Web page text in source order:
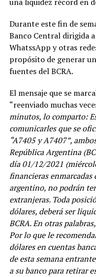
Durante este fin de
Banco Central dirigida
WhatssApp y otras
propósito de generar
fuentes del BCRA.
El mensaje que se
“reenviado muchas
minutos, lo comparto:
comunicarles que se
“A7405 y A7407”,
República Argentina
día 01/12/2021
financieras
argentino, no podrán
extranjeras. Toda
dólares, deberá ser
BCRA. En otras
Por lo que le
dólares en cuentas
de esta semana
a su banco para retirar